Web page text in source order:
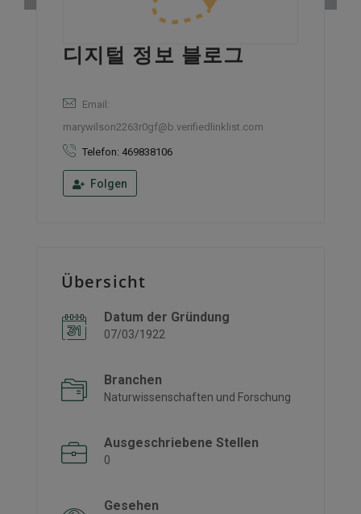
디지털 정보 블로그
Email:
marywilson2263r0gf@b.verifiedlinklist.com
Telefon: 469838106
Folgen
Übersicht
Datum der Gründung
07/03/1922
Branchen
Naturwissenschaften und Forschung
Ausgeschriebene Stellen
0
Gesehen